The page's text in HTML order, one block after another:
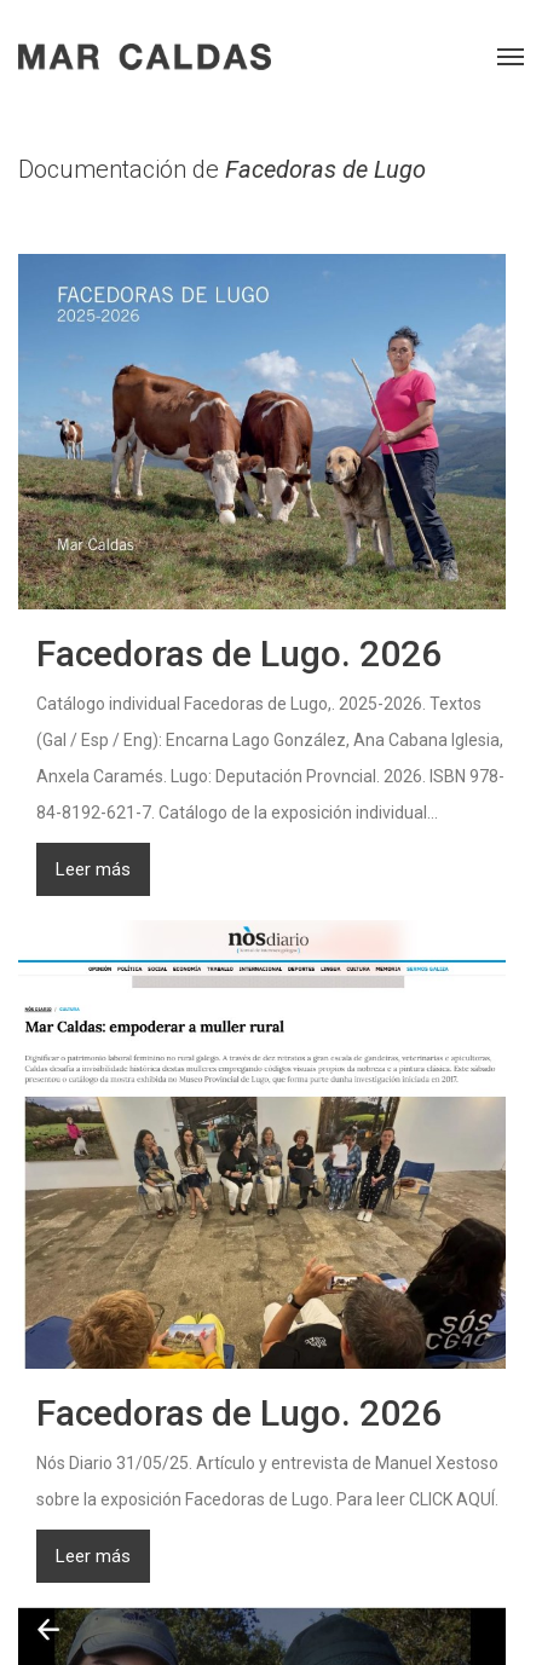
Documentación de Facedoras de Lugo
Facedoras de Lugo. 2026
Catálogo individual Facedoras de Lugo,. 2025-2026. Textos
(Gal / Esp / Eng): Encarna Lago González, Ana Cabana Iglesia,
Anxela Caramés. Lugo: Deputación Provncial. 2026. ISBN 978-
84-8192-621-7. Catálogo de la exposición individual...
Leer más
Facedoras de Lugo. 2026
Nós Diario 31/05/25. Artículo y entrevista de Manuel Xestoso
sobre la exposición Facedoras de Lugo. Para leer CLICK AQUÍ.
Leer más